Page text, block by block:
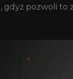
gdyż pozwoli to